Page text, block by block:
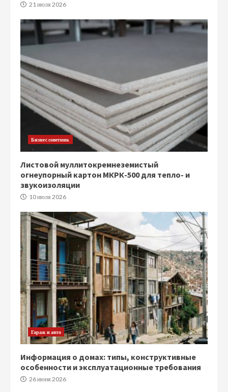
21 июля 2026
Бизнес советник
Листовой муллитокремнеземистый
огнеупорный картон МКРК-500 для тепло- и
звукоизоляции
10 июля 2026
Гараж и авто
Информация о домах: типы, конструктивные
особенности и эксплуатационные требования
26 июня 2026